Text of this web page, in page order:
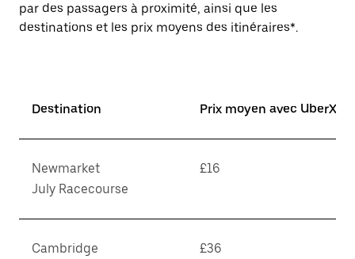
par des passagers à proximité, ainsi que les
destinations et les prix moyens des itinéraires*.
Destination Prix moyen avec UberX*
Newmarket
July Racecourse
£16
Cambridge £36